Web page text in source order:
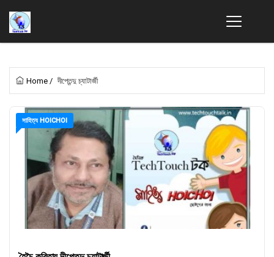
Home / দীপ্তেন্দু চ্যাটার্জী
সাহিত্য HOICHOI